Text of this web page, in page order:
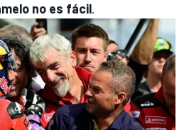
no es fácil.